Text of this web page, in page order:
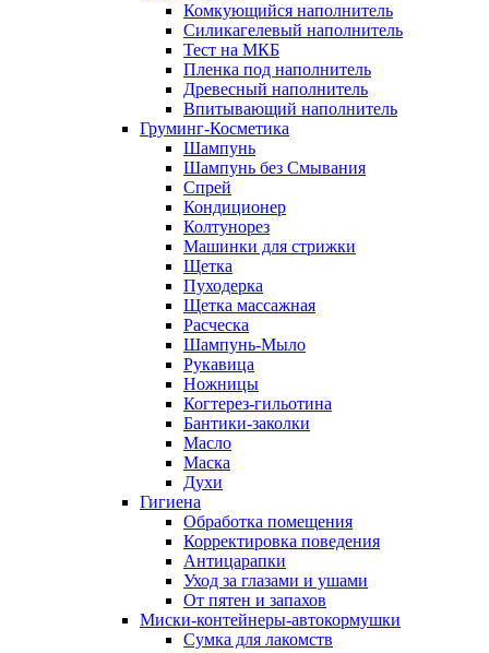
Комкующийся наполнитель
Силикагелевый наполнитель
Тест на МКБ
Пленка под наполнитель
Древесный наполнитель
Впитывающий наполнитель
Груминг-Косметика
Шампунь
Шампунь без Смывания
Спрей
Кондиционер
Колтунорез
Машинки для стрижки
Щетка
Пуходерка
Щетка массажная
Расческа
Шампунь-Мыло
Рукавица
Ножницы
Когтерез-гильотина
Бантики-заколки
Масло
Маска
Духи
Гигиена
Обработка помещения
Корректировка поведения
Антицарапки
Уход за глазами и ушами
От пятен и запахов
Миски-контейнеры-автокормушки
Сумка для лакомств